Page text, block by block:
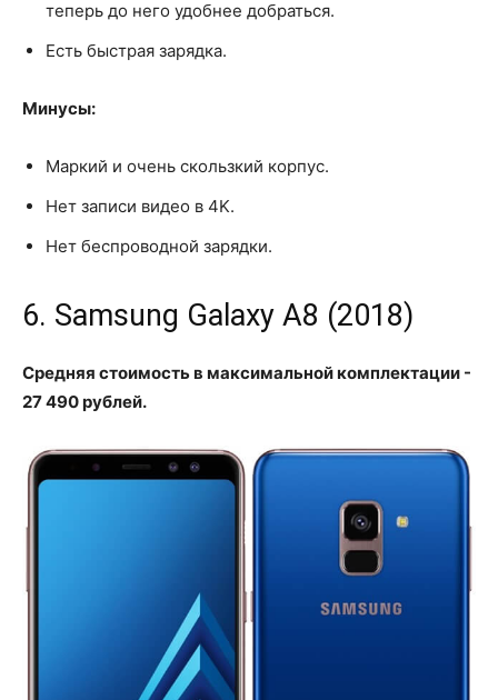
теперь до него удобнее добраться.
Есть быстрая зарядка.
Минусы:
Маркий и очень скользкий корпус.
Нет записи видео в 4K.
Нет беспроводной зарядки.
6. Samsung Galaxy A8 (2018)
Средняя стоимость в максимальной комплектации -
27 490 рублей.